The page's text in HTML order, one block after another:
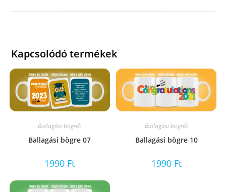
Kapcsolódó termékek
Ballagási bögrék
Ballagási bögre 07
1990 Ft
Ballagási bögrék
Ballagási bögre 10
1990 Ft